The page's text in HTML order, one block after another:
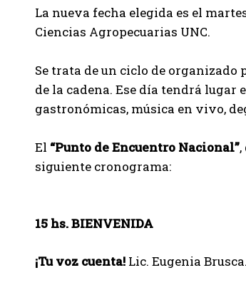
La nueva fecha elegida es el
Ciencias Agropecuarias UNC.
Se trata de un ciclo de organizado
de la cadena. Ese día tendrá lugar
gastronómicas, música en vivo,
El “Punto de Encuentro Nacional”
siguiente cronograma:
15 hs. BIENVENIDA
¡Tu voz cuenta! Lic. Eugenia